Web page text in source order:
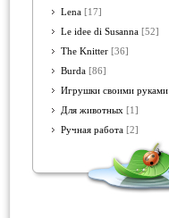
Lena [17]
Le idee di Susanna [52]
The Knitter [36]
Burda [86]
Игрушки своими руками
Для животных [1]
Ручная работа [2]